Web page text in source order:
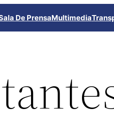
De PrensaMultimedia